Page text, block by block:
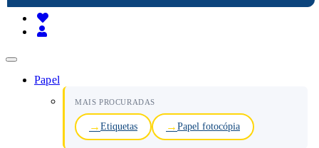
Papel
MAIS PROCURADAS
Etiquetas Papel fotocópia